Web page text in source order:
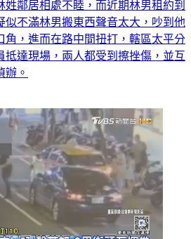
姓鄰居相處不睦，而近期林男租約到
似不滿林男搬東西聲音太大，吵到他
角，進而在路中間扭打，轄區太平分
抵達現場，兩人都受到擦挫傷，並互
辦。